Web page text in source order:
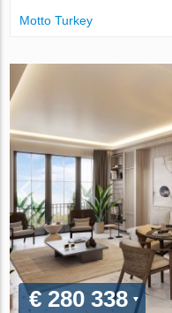
Motto Turkey
€ 280 338